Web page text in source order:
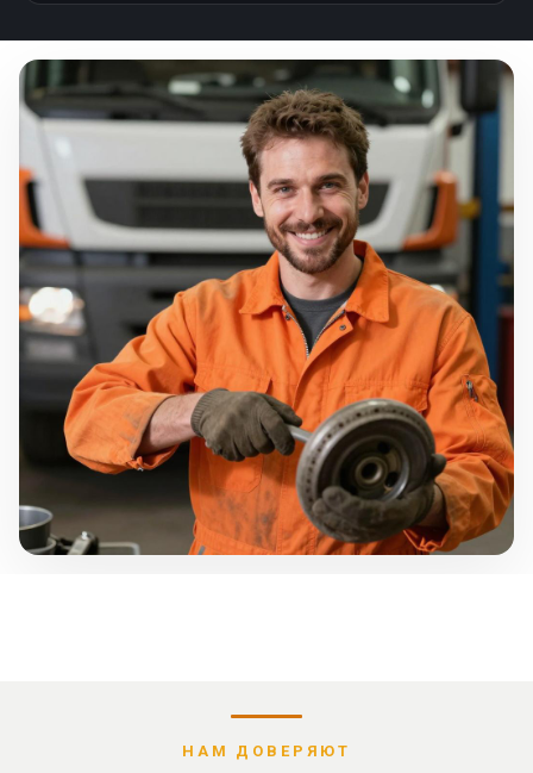
НАМ ДОВЕРЯЮТ